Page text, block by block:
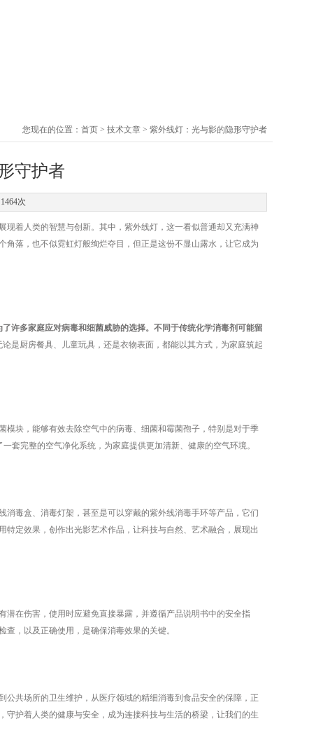
您现在的位置： 首页 > 技术文章 > 紫外线灯：光与影的隐形守护者
守护者
次
着人类的智慧与创新。其中，紫外线灯，这一看似普通却又充满神
落，也不似霓虹灯般绚烂夺目，但正是这份不显山露水，让它成为
许多家庭应对病毒和细菌威胁的选择。不同于传统化学消毒剂可能留
论是厨房餐具、儿童玩具，还是衣物表面，都能以其方式，为家庭筑起
块，能够有效去除空气中的病毒、细菌和霉菌孢子，特别是对于季
套完整的空气净化系统，为家庭提供更加清新、健康的空气环境。
毒盒、消毒灯架，甚至是可以穿戴的紫外线消毒手环等产品，它们
定效果，创作出光影艺术作品，让科技与自然、艺术融合，展现出
在伤害，使用时应避免直接暴露，并遵循产品说明书中的安全指
，以及正确使用，是确保消毒效果的关键。
共场所的卫生维护，从医疗领域的精细消毒到食品安全的保障，正
护着人类的健康与安全，成为连接科技与生活的桥梁，让我们的生